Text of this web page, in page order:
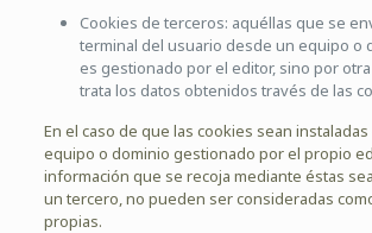
Cookies de terceros: aquéllas que se
terminal del usuario desde un equipo o
es gestionado por el editor, sino por
trata los datos obtenidos través de las
En el caso de que las cookies sean
equipo o dominio gestionado por el propio
información que se recoja mediante éstas
un tercero, no pueden ser consideradas
propias.